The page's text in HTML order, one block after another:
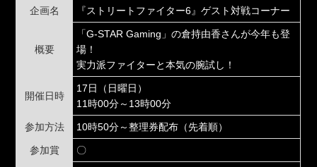
企画名 『ストリートファイター6』ゲスト対戦コーナー
概要
「G-STAR Gaming」の倉持由香さんが今年も登
場！
実力派ファイターと本気の腕試し！
開催日時
17日（日曜日）
11時00分～13時00分
参加方法 10時50分～整理券配布（先着順）
参加賞 〇